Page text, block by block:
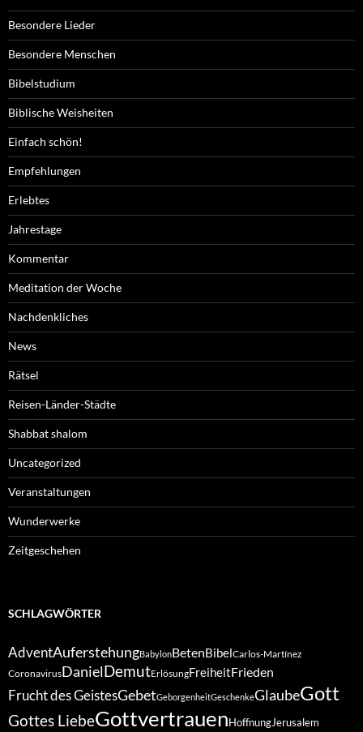
Besondere Lieder
Besondere Menschen
Bibelstudium
Biblische Weisheiten
Einfach schön!
Empfehlungen
Erlebtes
Jahrestage
Kommentar
Meditation der Woche
Nachdenkliches
News
Rätsel
Reisen-Länder-Städte
Shabbat shalom
Uncategorized
Veranstaltungen
Wunderwerke
Zeitgeschehen
SCHLAGWÖRTER
AdventAuferstehungBabylonBetenBibelCarlos-Martínez
CoronavirusDanielDemutErlösungFreiheitFrieden
Frucht des GeistesGebetGeborgenheitGeschenkeGlaubeGott
Gottes LiebeGottvertrauenHoffnungJerusalem